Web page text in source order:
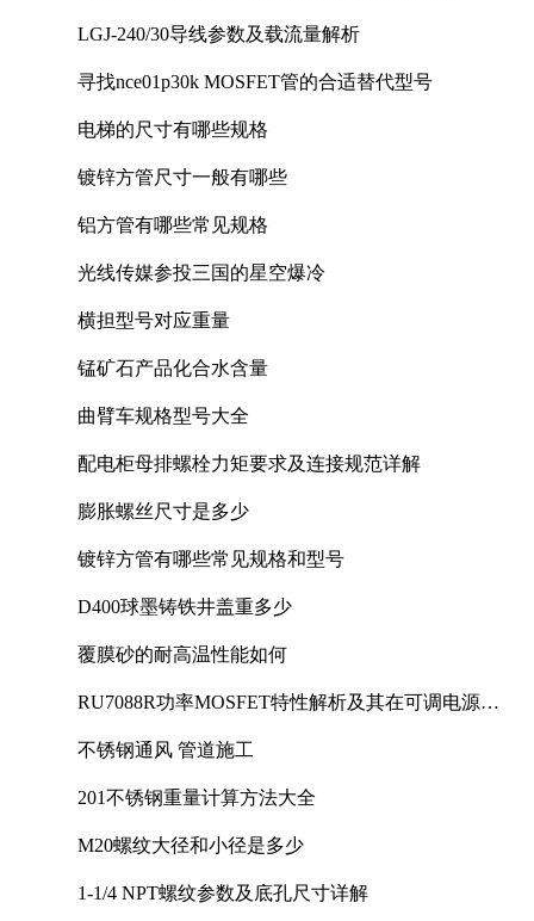
LGJ-240/30导线参数及载流量解析
寻找nce01p30k MOSFET管的合适替代型号
电梯的尺寸有哪些规格
镀锌方管尺寸一般有哪些
铝方管有哪些常见规格
光线传媒参投三国的星空爆冷
横担型号对应重量
锰矿石产品化合水含量
曲臂车规格型号大全
配电柜母排螺栓力矩要求及连接规范详解
膨胀螺丝尺寸是多少
镀锌方管有哪些常见规格和型号
D400球墨铸铁井盖重多少
覆膜砂的耐高温性能如何
RU7088R功率MOSFET特性解析及其在可调电源设
不锈钢通风 管道施工
201不锈钢重量计算方法大全
M20螺纹大径和小径是多少
1-1/4 NPT螺纹参数及底孔尺寸详解